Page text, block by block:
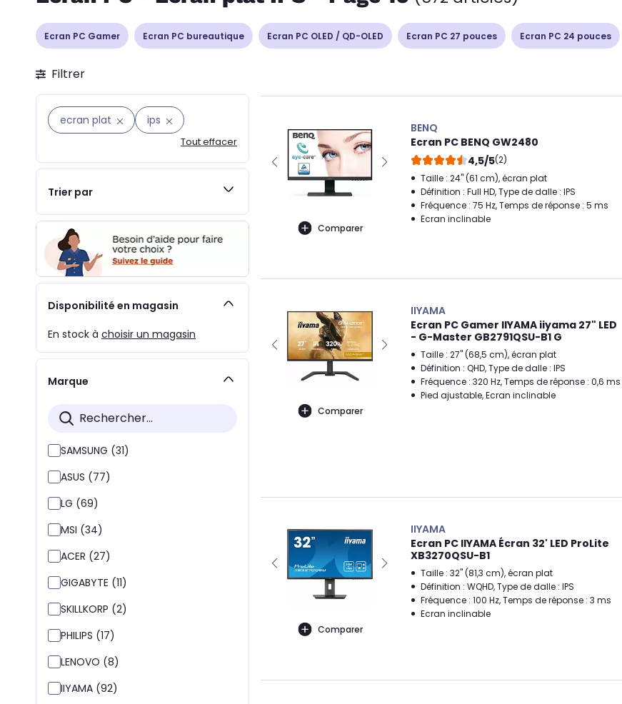
Ecran PC Gamer Ecran PC bureautique Ecran PC OLED / QD-OLED Ecran PC 27 pouces Ecran PC 24 pouces
Filtrer
ecran plat ips
Tout effacer
Trier par
Disponibilité en magasin
En stock à choisir un magasin
Marque
SAMSUNG (31)
ASUS (77)
LG (69)
MSI (34)
ACER (27)
GIGABYTE (11)
SKILLKORP (2)
PHILIPS (17)
LENOVO (8)
IIYAMA (92)
Comparer
BENQ
Ecran PC BENQ GW2480
4,5/5(2)
Taille : 24" (61 cm), écran plat
Définition : Full HD, Type de dalle : IPS
Fréquence : 75 Hz, Temps de réponse : 5 ms
Ecran inclinable
Comparer
IIYAMA
Ecran PC Gamer IIYAMA iiyama 27" LED
- G-Master GB2791QSU-B1 G
Taille : 27" (68,5 cm), écran plat
Définition : QHD, Type de dalle : IPS
Fréquence : 320 Hz, Temps de réponse : 0,6 ms
Pied ajustable, Ecran inclinable
Comparer
IIYAMA
Ecran PC IIYAMA Écran 32' LED ProLite
XB3270QSU-B1
Taille : 32" (81,3 cm), écran plat
Définition : WQHD, Type de dalle : IPS
Fréquence : 100 Hz, Temps de réponse : 3 ms
Ecran inclinable